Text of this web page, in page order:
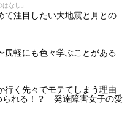
なし」
注目したい大地震と月との
尻軽にも色々学ぶことがある
行く先々でモテてしまう理由
れる！？ 発達障害女子の愛